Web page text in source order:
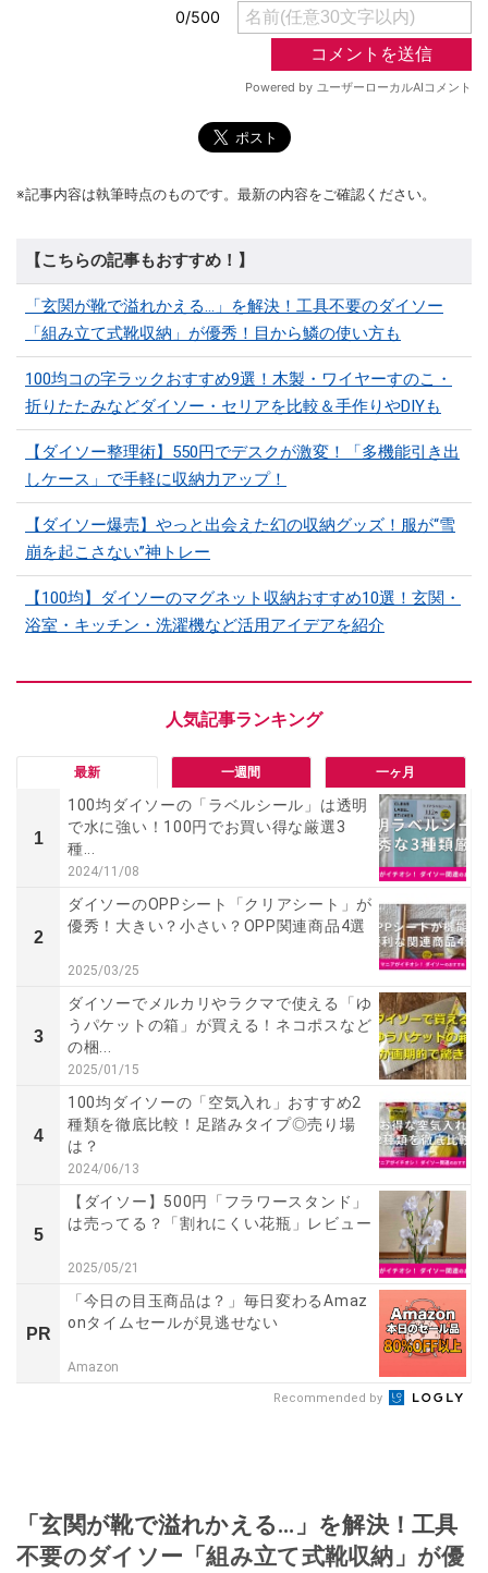
※記事内容は執筆時点のものです。最新の内容をご確認ください。
【こちらの記事もおすすめ！】
「玄関が靴で溢れかえる…」を解決！工具不要のダイソー
「組み立て式靴収納」が優秀！目から鱗の使い方も
100均コの字ラックおすすめ9選！木製・ワイヤーすのこ・
折りたたみなどダイソー・セリアを比較＆手作りやDIYも
【ダイソー整理術】550円でデスクが激変！「多機能引き出
しケース」で手軽に収納力アップ！
【ダイソー爆売】やっと出会えた幻の収納グッズ！服が“雪
崩を起こさない”神トレー
【100均】ダイソーのマグネット収納おすすめ10選！玄関・
浴室・キッチン・洗濯機など活用アイデアを紹介
最新 一週間 一ヶ月
1
100均ダイソーの「ラベルシール」は透明
で水に強い！100円でお買い得な厳選3
種...
2024/11/08
2
ダイソーのOPPシート「クリアシート」が
優秀！大きい？小さい？OPP関連商品4選
2025/03/25
3
ダイソーでメルカリやラクマで使える「ゆ
うパケットの箱」が買える！ネコポスなど
の梱...
2025/01/15
4
100均ダイソーの「空気入れ」おすすめ2
種類を徹底比較！足踏みタイプ◎売り場
は？
2024/06/13
5
【ダイソー】500円「フラワースタンド」
は売ってる？「割れにくい花瓶」レビュー
2025/05/21
PR
「今日の目玉商品は？」毎日変わるAmaz
onタイムセールが見逃せない
Amazon
Recommended by
「玄関が靴で溢れかえる…」を解決！工具
不要のダイソー「組み立て式靴収納」が優